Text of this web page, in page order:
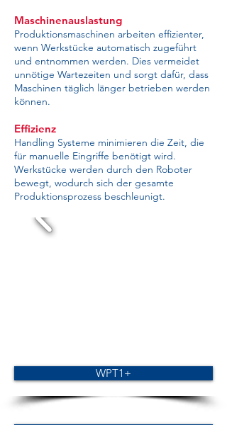
Maschinenauslastung
Produktionsmaschinen arbeiten effizienter,
wenn Werkstücke automatisch zugeführt
und entnommen werden. Dies vermeidet
unnötige Wartezeiten und sorgt dafür, dass
Maschinen täglich länger betrieben werden
können.
Effizienz
Handling Systeme minimieren die Zeit, die
für manuelle Eingriffe benötigt wird.
Werkstücke werden durch den Roboter
bewegt, wodurch sich der gesamte
Produktionsprozess beschleunigt.
WPT1+